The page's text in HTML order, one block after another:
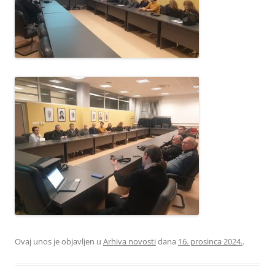
Ovaj unos je objavljen u Arhiva novostidana 16. prosinca 2024..